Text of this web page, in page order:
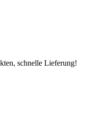
schnelle Lieferung!